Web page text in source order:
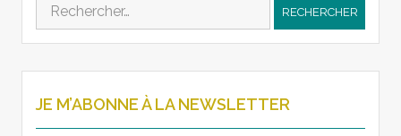
JE M’ABONNE À LA NEWSLETTER